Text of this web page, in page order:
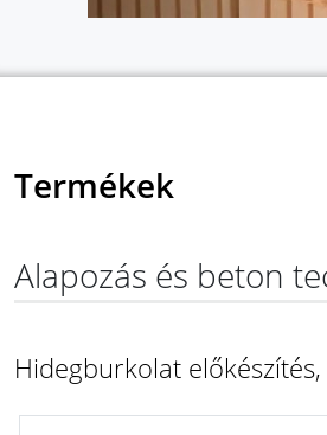
Termékek
Alapozás és beton
Hidegburkolat